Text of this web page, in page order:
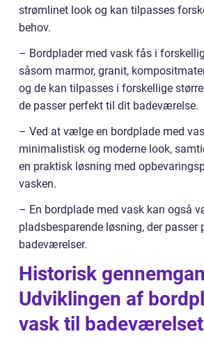
strømlinet look og kan tilpasses
behov.
– Bordplader med vask fås i
såsom marmor, granit,
og de kan tilpasses i forskellige
de passer perfekt til dit badeværelse.
– Ved at vælge en bordplade med
minimalistisk og moderne look,
en praktisk løsning med
vasken.
– En bordplade med vask kan også
pladsbesparende løsning, der passer
badeværelser.
Historisk
Udviklingen af
vask til badeværelset